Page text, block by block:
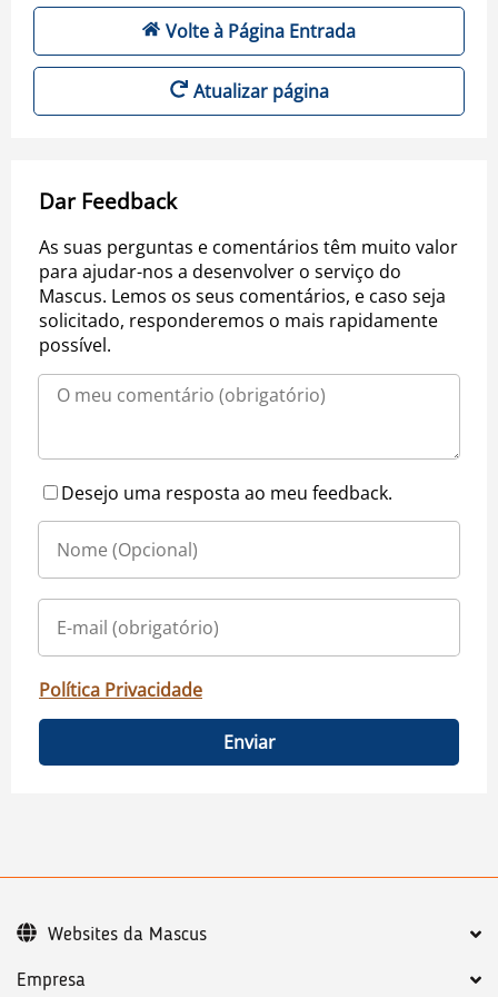
Volte à Página Entrada
Atualizar página
Dar Feedback
As suas perguntas e comentários têm muito valor
para ajudar-nos a desenvolver o serviço do
Mascus. Lemos os seus comentários, e caso seja
solicitado, responderemos o mais rapidamente
possível.
Desejo uma resposta ao meu feedback.
Política Privacidade
Enviar
Empresa
Websites da Mascus